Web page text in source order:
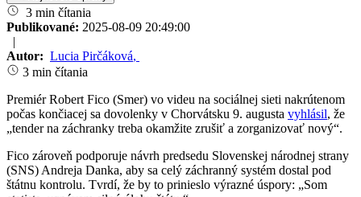
3 min čítania
Publikované: 2025-08-09 20:49:00
|
Autor: Lucia Pirčáková,
3 min čítania
Premiér Robert Fico (Smer) vo videu na sociálnej sieti nakrútenom
počas končiacej sa dovolenky v Chorvátsku 9. augusta vyhlásil, že
„tender na záchranky treba okamžite zrušiť a zorganizovať nový“.
Fico zároveň podporuje návrh predsedu Slovenskej národnej strany
(SNS) Andreja Danka, aby sa celý záchranný systém dostal pod
štátnu kontrolu. Tvrdí, že by to prinieslo výrazné úspory: „Som